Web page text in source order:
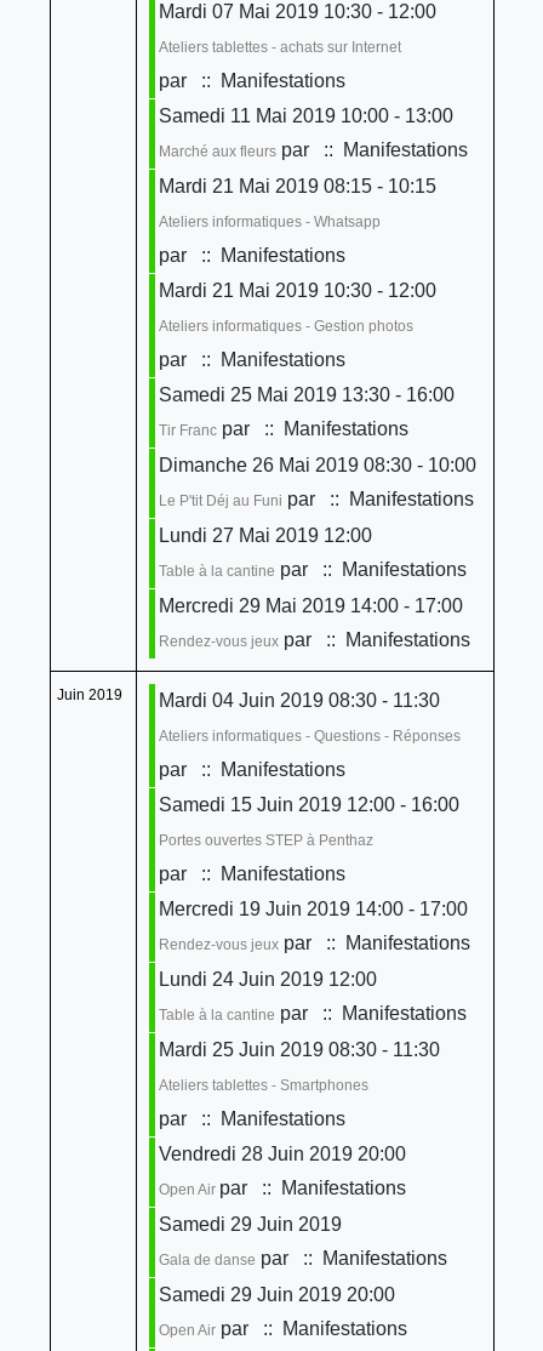
Mardi 07 Mai 2019 10:30 - 12:00
Ateliers tablettes - achats sur Internet
par
:: Manifestations
Samedi 11 Mai 2019 10:00 - 13:00
Marché aux fleurspar
:: Manifestations
Mardi 21 Mai 2019 08:15 - 10:15
Ateliers informatiques - Whatsapp
par
:: Manifestations
Mardi 21 Mai 2019 10:30 - 12:00
Ateliers informatiques - Gestion photos
par
:: Manifestations
Samedi 25 Mai 2019 13:30 - 16:00
Tir Francpar
:: Manifestations
Dimanche 26 Mai 2019 08:30 - 10:00
Le P'tit Déj au Funi par
:: Manifestations
Lundi 27 Mai 2019 12:00
Table à la cantine par
:: Manifestations
Mercredi 29 Mai 2019 14:00 - 17:00
Rendez-vous jeuxpar :: Manifestations
Juin 2019 Mardi 04 Juin 2019 08:30 - 11:30
Ateliers informatiques - Questions - Réponses
par
:: Manifestations
Samedi 15 Juin 2019 12:00 - 16:00
Portes ouvertes STEP à Penthaz
par
:: Manifestations
Mercredi 19 Juin 2019 14:00 - 17:00
Rendez-vous jeuxpar
:: Manifestations
Lundi 24 Juin 2019 12:00
Table à la cantine par
:: Manifestations
Mardi 25 Juin 2019 08:30 - 11:30
Ateliers tablettes - Smartphones
par
:: Manifestations
Vendredi 28 Juin 2019 20:00
Open Air par
:: Manifestations
Samedi 29 Juin 2019
Gala de danse par
:: Manifestations
Samedi 29 Juin 2019 20:00
Open Airpar :: Manifestations